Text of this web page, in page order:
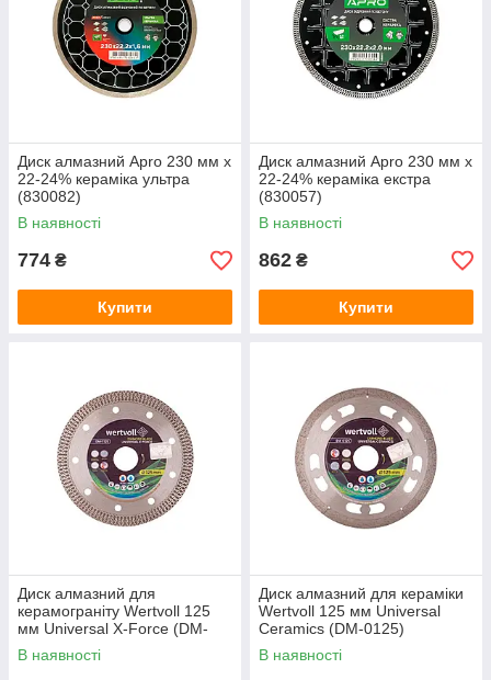
Диск алмазний Apro 230 мм x
22-24% кераміка ультра
(830082)
В наявності
774 ₴
Купити
Диск алмазний Apro 230 мм x
22-24% кераміка екстра
(830057)
В наявності
862 ₴
Купити
Диск алмазний для
керамограніту Wertvoll 125
мм Universal X-Force (DM-
1125)
В наявності
Диск алмазний для кераміки
Wertvoll 125 мм Universal
Ceramics (DM-0125)
В наявності